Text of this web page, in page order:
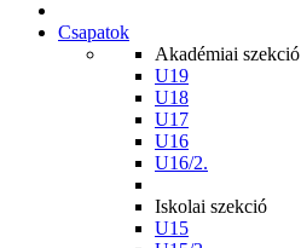
Csapatok
Akadémiai szekció
U19
U18
U17
U16
U16/2.
Iskolai szekció
U15